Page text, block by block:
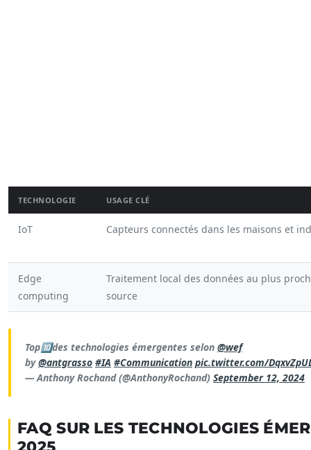
TECHNOLOGIE USAGE CLÉ
IoT Capteurs connectés dans les maisons et
Edge
computing
Traitement local des données au plus
source
Top🔟des technologies émergentes selon @wef
by@antgrasso #IA #Communication pic.twitter.com/
— Anthony Rochand (@AnthonyRochand) September 12, 2024
FAQ SUR LES TECHNOLOGIES